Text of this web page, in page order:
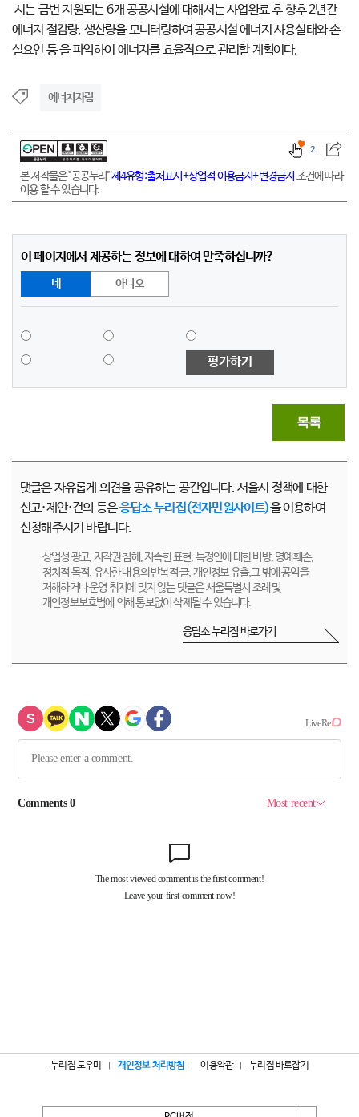
시는 금번 지원되는 6개 공공시설에 대해서는 사업완료 후 향후 2년간
에너지 절감량, 생산량을 모니터링하여 공공시설 에너지 사용실태와 손
실요인 등 을 파악하여 에너지를 효율적으로 관리할 계획이다.
에너지자립
본 저작물은 "공공누리"제4유형:출처표시+상업적 이용금지+변경금지 조건에 따라
이용 할 수 있습니다.
2
이 페이지에서 제공하는 정보에 대하여 만족하십니까?
네 아니오
평가하기
목록
댓글은 자유롭게 의견을 공유하는 공간입니다. 서울시 정책에 대한
신고·제안·건의 등은응답소 누리집(전자민원사이트)을 이용하여
신청해주시기 바랍니다.
상업성 광고, 저작권 침해, 저속한 표현, 특정인에 대한 비방, 명예훼손,
정치적 목적, 유사한 내용의 반복적 글, 개인정보 유출,그 밖에 공익을
저해하거나 운영 취지에 맞지 않는 댓글은 서울특별시 조례 및
개인정보보호법에 의해 통보없이 삭제될 수 있습니다.
응답소 누리집 바로가기
누리집 도우미 개인정보 처리방침 이용약관 누리집 바로잡기